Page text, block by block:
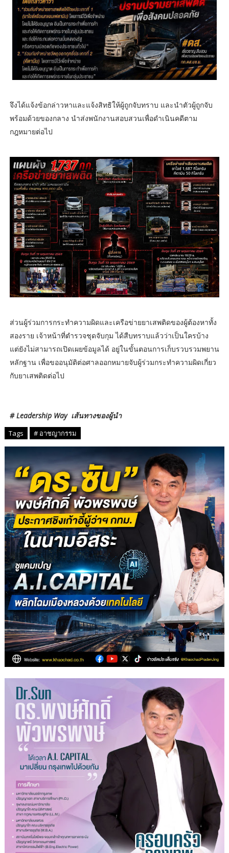
จึงได้แจ้งข้อกล่าวหาและแจ้งสิทธิให้ผู้ถูกจับทราบ และนำตัวผู้ถูกจับ
พร้อมด้วยของกลาง นำส่งพนักงานสอบสวนเพื่อดำเนินคดีตาม
กฎหมายต่อไป
ส่วนผู้ร่วมการกระทำความผิดและเครือข่ายยาเสพติดของผู้ต้องหาทั้ง
สองราย เจ้าหน้าที่ตำรวจชุดจับกุม ได้สืบทราบแล้วว่าเป็นใครบ้าง
แต่ยังไม่สามารถเปิดเผยข้อมูลได้ อยู่ในขั้นตอนการเก็บรวบรวมพยาน
หลักฐาน เพื่อขออนุมัติต่อศาลออกหมายจับผู้ร่วมกระทำความผิดเกี่ยว
กับยาเสพติดต่อไป
# Leadership Way เส้นทางของผู้นำ
Tags # อาชญากรรม